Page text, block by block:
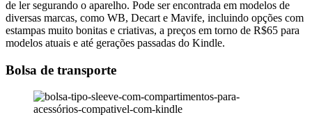
de ler segurando o aparelho. Pode ser encontrada em modelos de
diversas marcas, como WB, Decart e Mavife, incluindo opções com
estampas muito bonitas e criativas, a preços em torno de R$65 para
modelos atuais e até gerações passadas do Kindle.
Bolsa de transporte